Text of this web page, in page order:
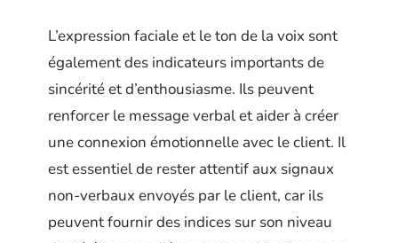
L’expression faciale et le ton de la voix sont
également des indicateurs importants de
sincérité et d’enthousiasme. Ils peuvent
renforcer le message verbal et aider à créer
une connexion émotionnelle avec le client. Il
est essentiel de rester attentif aux signaux
non-verbaux envoyés par le client, car ils
peuvent fournir des indices sur son niveau